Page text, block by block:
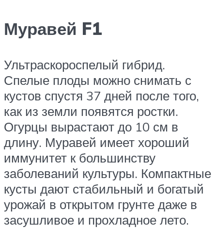
Муравей F1
Ультраскороспелый гибрид.
Спелые плоды можно снимать с
кустов спустя 37 дней после того,
как из земли появятся ростки.
Огурцы вырастают до 10 см в
длину. Муравей имеет хороший
иммунитет к большинству
заболеваний культуры. Компактные
кусты дают стабильный и богатый
урожай в открытом грунте даже в
засушливое и прохладное лето.